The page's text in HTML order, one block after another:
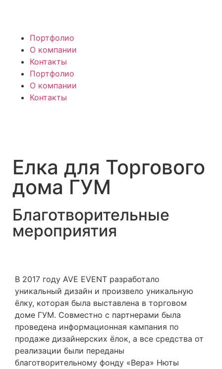
Портфолио
О компании
Контакты
Портфолио
О компании
Контакты
Елка для Торгового
дома ГУМ
Благотворительные
мероприятия
В 2017 году AVE EVENT разработало
уникальный дизайн и произвело уникальную
ёлку, которая была выставлена в торговом
доме ГУМ. Совместно с партнерами была
проведена информационная кампания по
продаже дизайнерских ёлок, а все средства от
реализации были переданы
благотворительному фонду «Вера» Нюты